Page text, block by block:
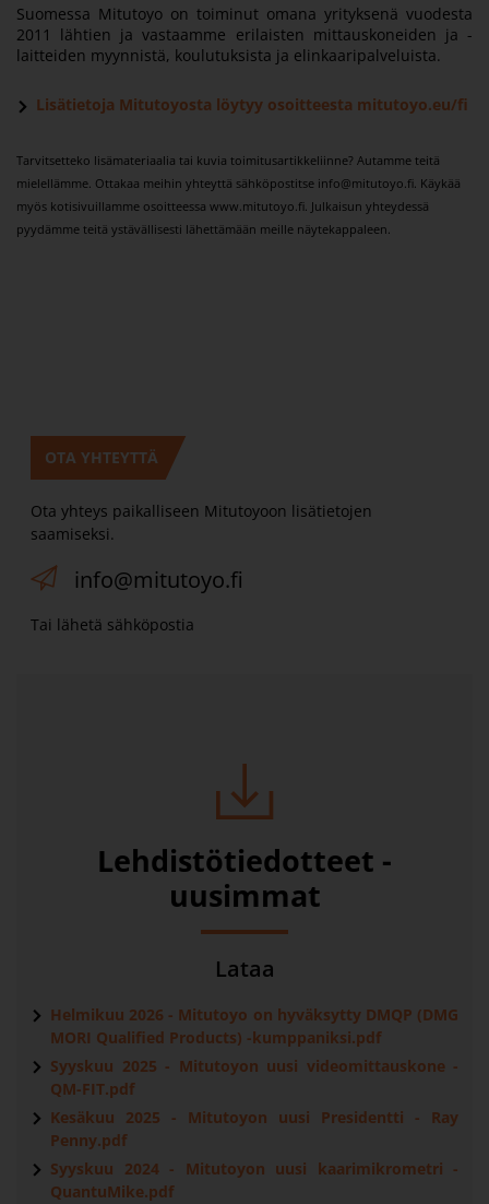
Suomessa Mitutoyo on toiminut omana yrityksenä vuodesta
2011 lähtien ja vastaamme erilaisten mittauskoneiden ja -
laitteiden myynnistä, koulutuksista ja elinkaaripalveluista.
Lisätietoja Mitutoyosta löytyy osoitteesta mitutoyo.eu/fi
Tarvitsetteko lisämateriaalia tai kuvia toimitusartikkeliinne? Autamme teitä
mielellämme. Ottakaa meihin yhteyttä sähköpostitse info@mitutoyo.fi. Käykää
myös kotisivuillamme osoitteessa www.mitutoyo.fi. Julkaisun yhteydessä
pyydämme teitä ystävällisesti lähettämään meille näytekappaleen.
OTA YHTEYTTÄ
Ota yhteys paikalliseen Mitutoyoon lisätietojen
saamiseksi.
info@mitutoyo.fi
Tai lähetä sähköpostia
Lehdistötiedotteet -
uusimmat
Lataa
Helmikuu 2026 - Mitutoyo on hyväksytty DMQP (DMG
MORI Qualified Products) -kumppaniksi.pdf
Syyskuu 2025 - Mitutoyon uusi videomittauskone -
QM-FIT.pdf
Kesäkuu 2025 - Mitutoyon uusi Presidentti - Ray
Penny.pdf
Syyskuu 2024 - Mitutoyon uusi kaarimikrometri -
QuantuMike.pdf